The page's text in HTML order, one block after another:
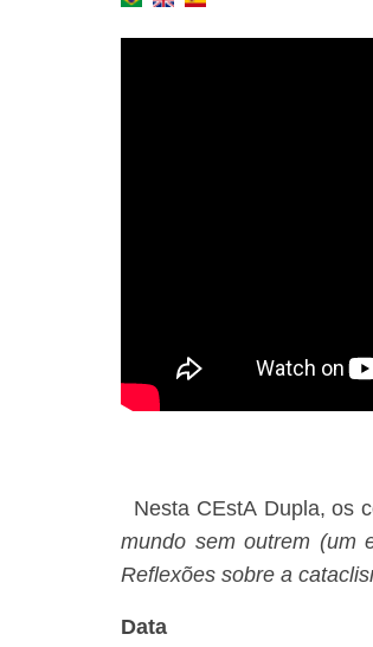
Nesta CEstA Dupla, os
mundo sem outrem (um
Reflexões sobre a
Data